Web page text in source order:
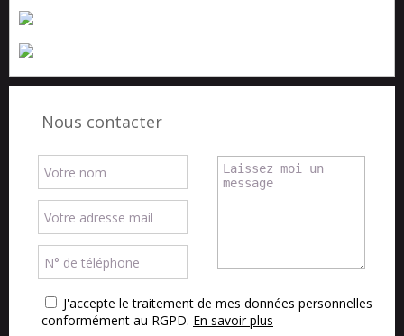
Nous contacter
J'accepte le traitement de mes données personnelles
conformément au RGPD. En savoir plus